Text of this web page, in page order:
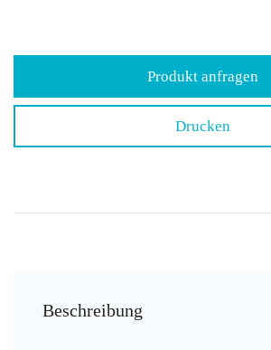
Produkt anfragen
Drucken
Beschreibung